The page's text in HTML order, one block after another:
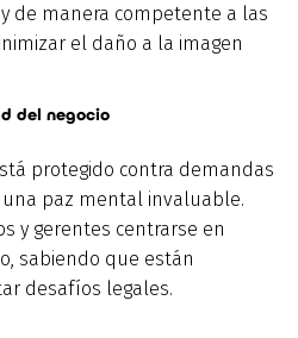
de manera competente a las
el daño a la imagen
del negocio
protegido contra demandas
paz mental invaluable.
y gerentes centrarse en
sabiendo que están
desafíos legales.